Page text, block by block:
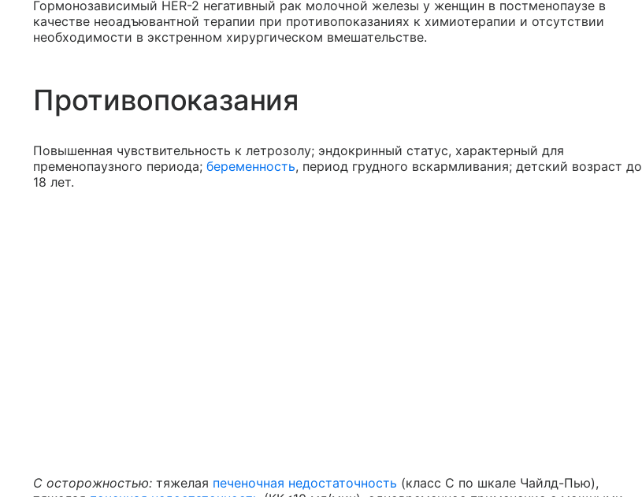
Гормонозависимый HER-2 негативный рак молочной железы у женщин в постменопаузе в
качестве неоадъювантной терапии при противопоказаниях к химиотерапии и отсутствии
необходимости в экстренном хирургическом вмешательстве.
Противопоказания
Повышенная чувствительность к летрозолу; эндокринный статус, характерный для
пременопаузного периода; беременность, период грудного вскармливания; детский возраст до
18 лет.
С осторожностью: тяжелая печеночная недостаточность (класс С по шкале Чайлд-Пью),